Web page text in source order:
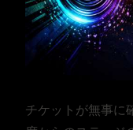
チケットが無事に